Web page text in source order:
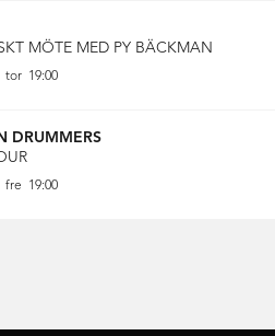
MÖTE MED PY BÄCKMAN
tor 19:00
DRUMMERS
fre 19:00